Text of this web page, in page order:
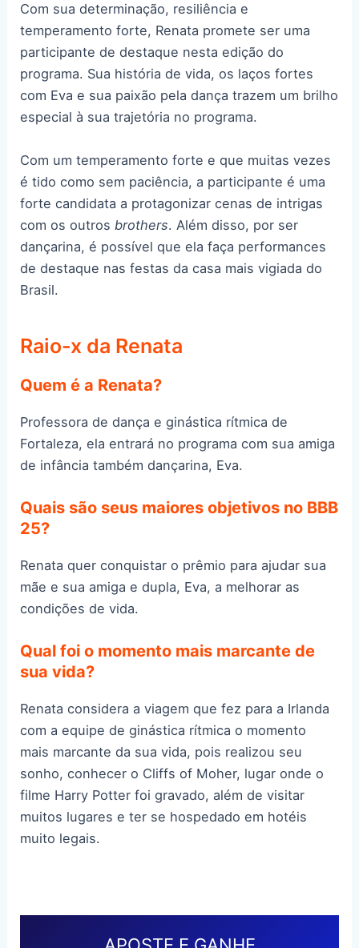
Com sua determinação, resiliência e
temperamento forte, Renata promete ser uma
participante de destaque nesta edição do
programa. Sua história de vida, os laços fortes
com Eva e sua paixão pela dança trazem um brilho
especial à sua trajetória no programa.
Com um temperamento forte e que muitas vezes
é tido como sem paciência, a participante é uma
forte candidata a protagonizar cenas de intrigas
com os outros brothers. Além disso, por ser
dançarina, é possível que ela faça performances
de destaque nas festas da casa mais vigiada do
Brasil.
Raio-x da Renata
Quem é a Renata?
Professora de dança e ginástica rítmica de
Fortaleza, ela entrará no programa com sua amiga
de infância também dançarina, Eva.
Quais são seus maiores objetivos no BBB
25?
Renata quer conquistar o prêmio para ajudar sua
mãe e sua amiga e dupla, Eva, a melhorar as
condições de vida.
Qual foi o momento mais marcante de
sua vida?
Renata considera a viagem que fez para a Irlanda
com a equipe de ginástica rítmica o momento
mais marcante da sua vida, pois realizou seu
sonho, conhecer o Cliffs of Moher, lugar onde o
filme Harry Potter foi gravado, além de visitar
muitos lugares e ter se hospedado em hotéis
muito legais.